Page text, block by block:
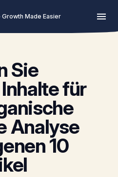
Growth Made Easier
Sie
für
Analyse
10